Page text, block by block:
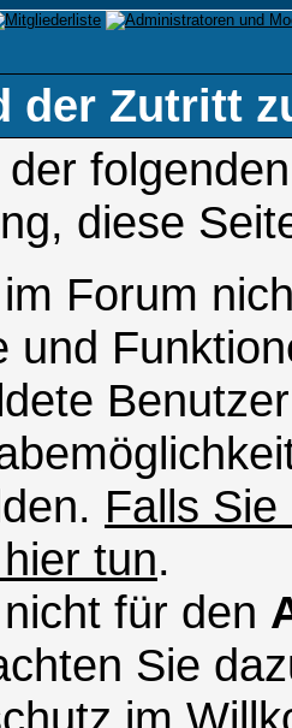
der Zutritt
diese
Forum
und
Falls
tun.
für den
Sie